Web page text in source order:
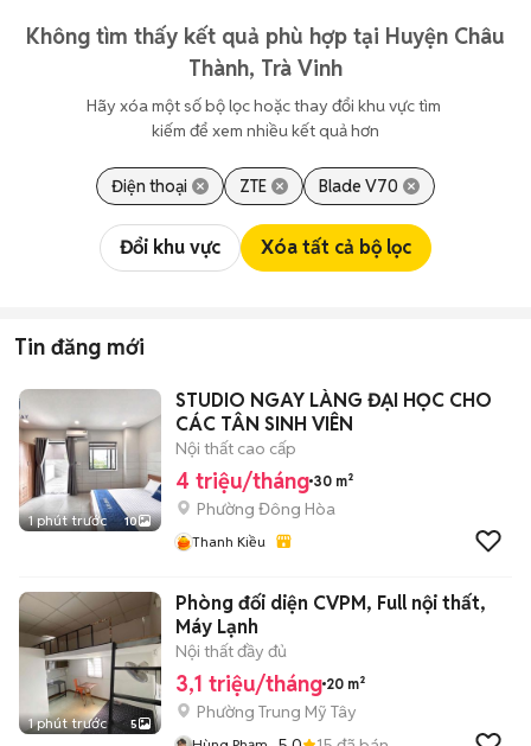
Không tìm thấy kết quả phù hợp tại Huyện Châu
Thành, Trà Vinh
Hãy xóa một số bộ lọc hoặc thay đổi khu vực tìm
kiếm để xem nhiều kết quả hơn
Điện thoại ZTE Blade V70
Đổi khu vực Xóa tất cả bộ lọc
Tin đăng mới
1 phút trước 10
STUDIO NGAY LÀNG ĐẠI HỌC CHO
CÁC TÂN SINH VIÊN
Nội thất cao cấp
4 triệu/tháng 30 m²
Phường Đông Hòa
Thanh Kiều
1 phút trước 5
Phòng đối diện CVPM, Full nội thất,
Máy Lạnh
Nội thất đầy đủ
3,1 triệu/tháng 20 m²
Phường Trung Mỹ Tây